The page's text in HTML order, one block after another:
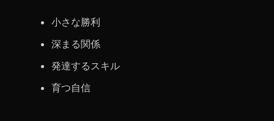
小さな勝利
深まる関係
発達するスキル
育つ自信